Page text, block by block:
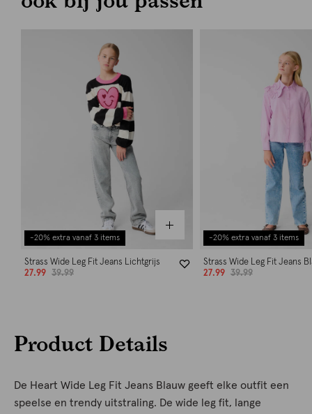
-20% extra vanaf 3 items
Strass Wide Leg Fit Jeans Lichtgrijs
27.99
39.99
-20% extra vanaf 3 items
Strass Wide Leg Fit Jeans
27.99
39.99
Product Details
De Heart Wide Leg Fit Jeans Blauw geeft elke outfit een
speelse en trendy uitstraling. De wide leg fit, lange